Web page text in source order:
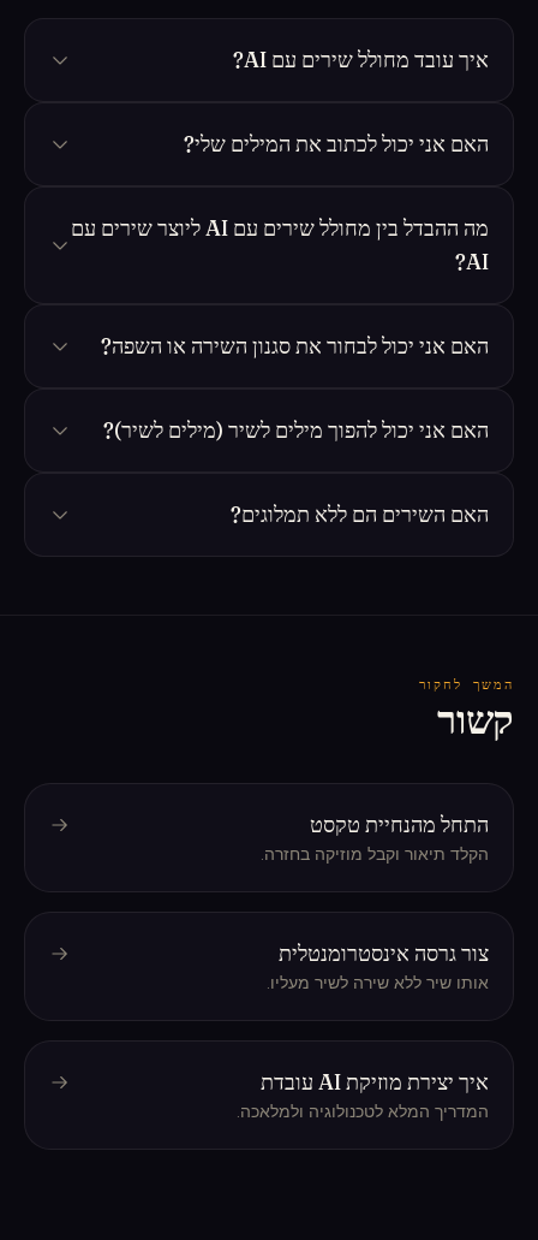
איך עובד מחולל שירים עם AI?
האם אני יכול לכתוב את המילים שלי?
מה ההבדל בין מחולל שירים עם AI ליוצר שירים עם
AI?
האם אני יכול לבחור את סגנון השירה או השפה?
האם אני יכול להפוך מילים לשיר (מילים לשיר)?
האם השירים הם ללא תמלוגים?
המשך לחקור
קשור
התחל מהנחיית טקסט
הקלד תיאור וקבל מוזיקה בחזרה.
צור גרסה אינסטרומנטלית
אותו שיר ללא שירה לשיר מעליו.
איך יצירת מוזיקת AI עובדת
המדריך המלא לטכנולוגיה ולמלאכה.